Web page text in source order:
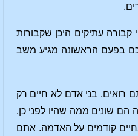
עתיקים היכן שקבורות
בפעם הראשונה מגיע משב
רואים, בני אדם לא חיים רק
שונים ממה שהיו לפני כן.
בחיים קודמים על האדמה. אתם